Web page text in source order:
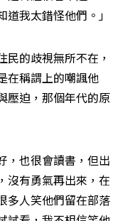
道我太錯怪他們。」
的歧視無所不在，
在稱謂上的嘲諷他
壓迫，那個年代的原
，也很會讀書，但出
沒有勇氣再出來，在
多人笑他們留在部落